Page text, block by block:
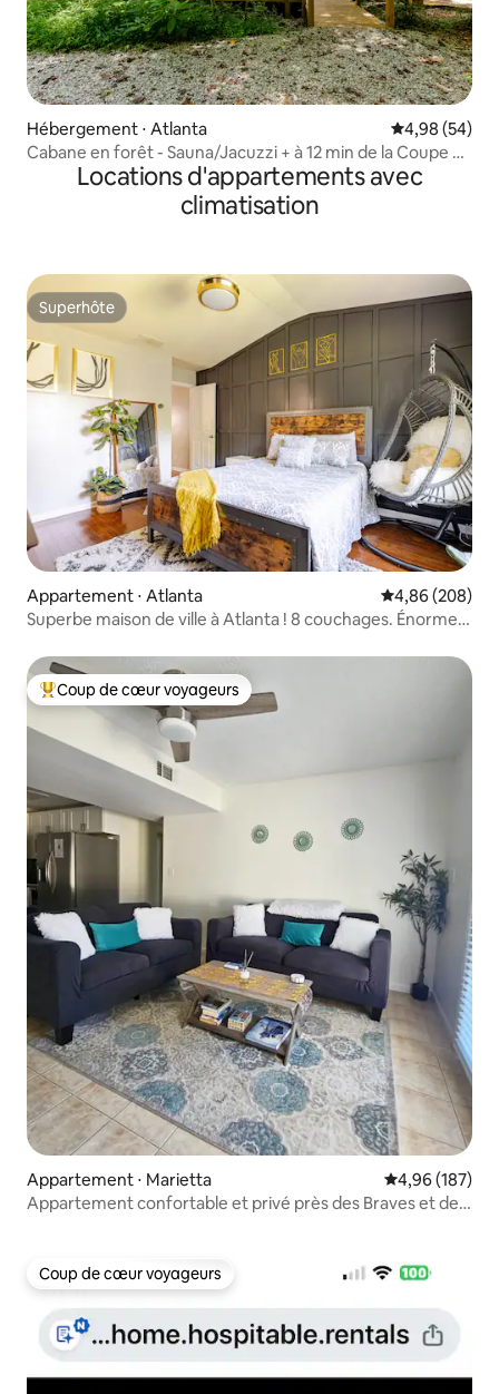
Hébergement ⋅ Atlanta Évaluation
4,98 (54)
Cabane en forêt - Sauna/Jacuzzi + à 12 min de la Coupe du
mondeLocations d'appartements avec
climatisation
Superhôte
Superhôte
Appartement ⋅ Atlanta Évaluation
4,86 (208)
Superbe maison de ville à Atlanta ! 8 couchages. Énorme
Coups de cœur voyageurs les plus appréciés
Coup de cœur voyageurs
Appartement ⋅ Marietta Évaluation
4,96 (187)
Appartement confortable et privé près des Braves et de
Coup de cœur voyageurs
Coup de cœur voyageurs